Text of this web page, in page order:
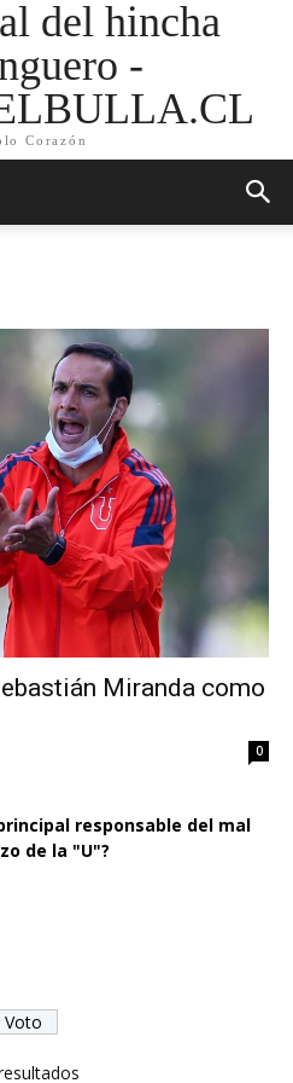
del hincha
-
Corazón
Miranda como
0
responsable del mal
de la "U"?